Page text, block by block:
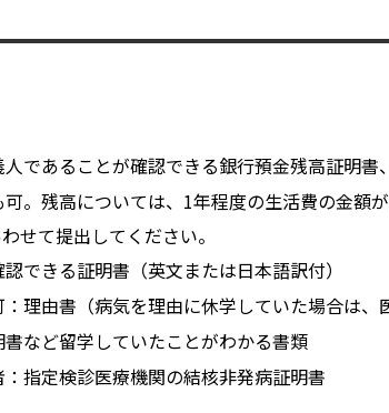
人であることが確認できる銀行預金残高証明
。残高については、1年程度の生活費の金額
せて提出してください。
できる証明書（英文または日本語訳付）
理由書（病気を理由に休学していた場合は、
など留学していたことがわかる書類
指定検診医療機関の結核非発病証明書